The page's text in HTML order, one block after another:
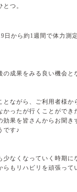
つ。
日から 約1週間で体力測
の成果をみる良い機会
とながら、ご利用者様か
かったが行くことができ
効果を皆さんからお聞き
です♪
少なくなっていく時期に
らもリハビリを頑張って